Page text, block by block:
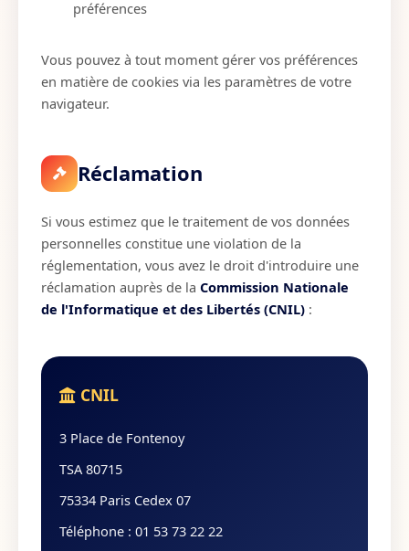
préférences
Vous pouvez à tout moment gérer vos préférences
en matière de cookies via les paramètres de votre
navigateur.
Réclamation
Si vous estimez que le traitement de vos données
personnelles constitue une violation de la
réglementation, vous avez le droit d'introduire une
réclamation auprès de la Commission Nationale
de l'Informatique et des Libertés (CNIL) :
CNIL
3 Place de Fontenoy
TSA 80715
75334 Paris Cedex 07
Téléphone : 01 53 73 22 22